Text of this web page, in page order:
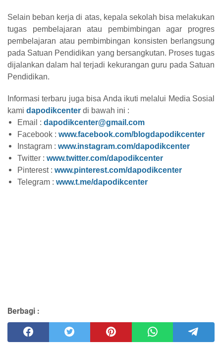
Selain beban kerja di atas, kepala sekolah bisa melakukan
tugas pembelajaran atau pembimbingan agar progres
pembelajaran atau pembimbingan konsisten berlangsung
pada Satuan Pendidikan yang bersangkutan. Proses tugas
dijalankan dalam hal terjadi kekurangan guru pada Satuan
Pendidikan.
Informasi terbaru juga bisa Anda ikuti melalui Media Sosial
kami dapodikcenter di bawah ini :
Email : dapodikcenter@gmail.com
Facebook : www.facebook.com/blogdapodikcenter
Instagram : www.instagram.com/dapodikcenter
Twitter : www.twitter.com/dapodikcenter
Pinterest : www.pinterest.com/dapodikcenter
Telegram : www.t.me/dapodikcenter
Berbagi :